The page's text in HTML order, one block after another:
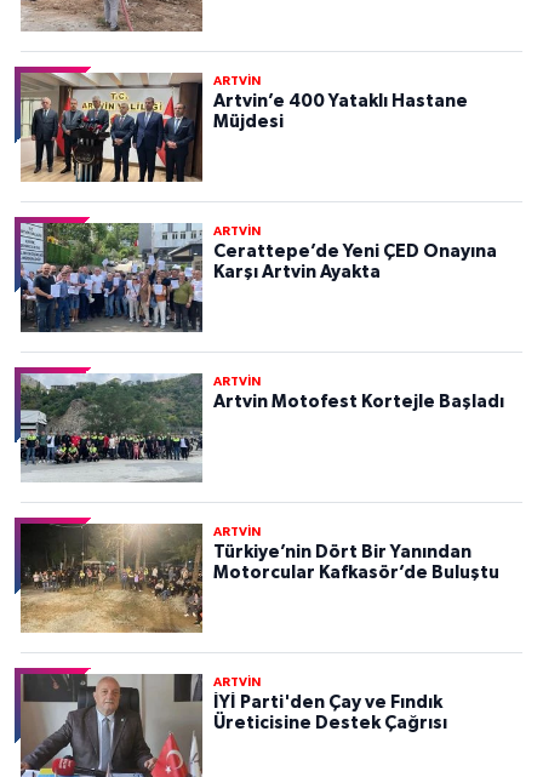
ARTVİN
Artvin’e 400 Yataklı Hastane
Müjdesi
ARTVİN
Cerattepe’de Yeni ÇED Onayına
Karşı Artvin Ayakta
ARTVİN
Artvin Motofest Kortejle Başladı
ARTVİN
Türkiye’nin Dört Bir Yanından
Motorcular Kafkasör’de Buluştu
ARTVİN
İYİ Parti'den Çay ve Fındık
Üreticisine Destek Çağrısı